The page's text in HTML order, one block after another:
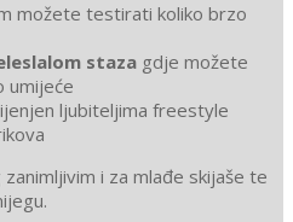
možete testirati koliko brzo
staza gdje možete
umijeće
ljubiteljima freestyle
i za mlađe skijaše te